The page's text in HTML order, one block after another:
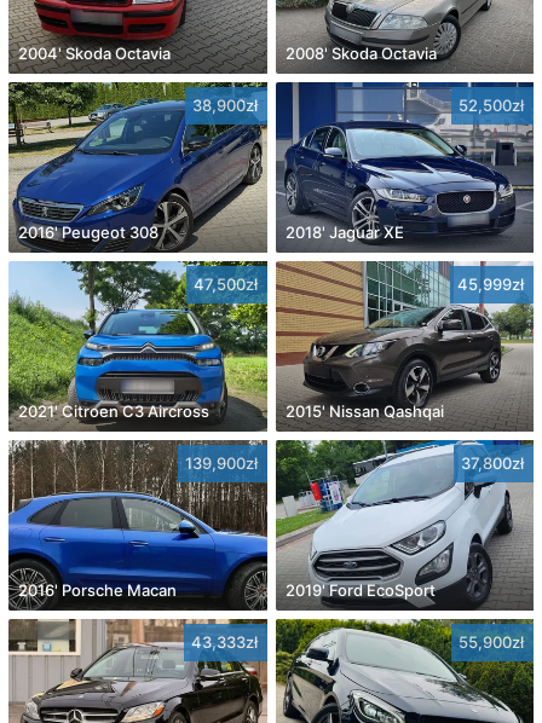
2004' Skoda Octavia 2008' Skoda Octavia
38,900zł
2016' Peugeot 308
52,500zł
2018' Jaguar XE
47,500zł
2021' Citroen C3 Aircross
45,999zł
2015' Nissan Qashqai
139,900zł
2016' Porsche Macan
37,800zł
2019' Ford EcoSport
43,333zł 55,900zł